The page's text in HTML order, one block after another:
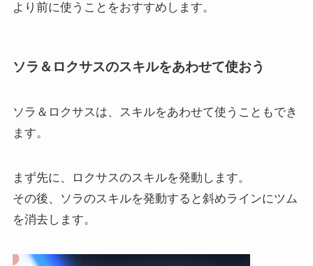
より前に使うことをおすすめします。
ソラ＆ロクサスのスキルをあわせて使おう
ソラ＆ロクサスは、スキルをあわせて使うこともでき
ます。
まず先に、ロクサスのスキルを発動します。
その後、ソラのスキルを発動すると斜めラインにツム
を消去します。